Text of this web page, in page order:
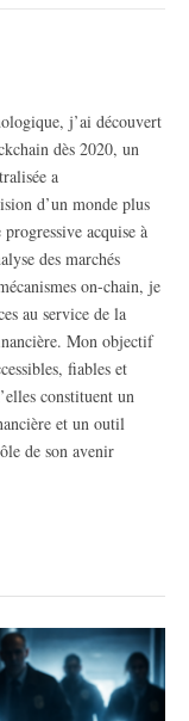
j’ai découvert
dès 2020, un
a
d’un monde plus
acquise à
des marchés
on-chain, je
au service de la
Mon objectif
fiables et
constituent un
et un outil
de son avenir